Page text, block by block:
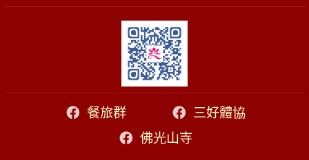
餐旅群
三好體協
佛光山寺